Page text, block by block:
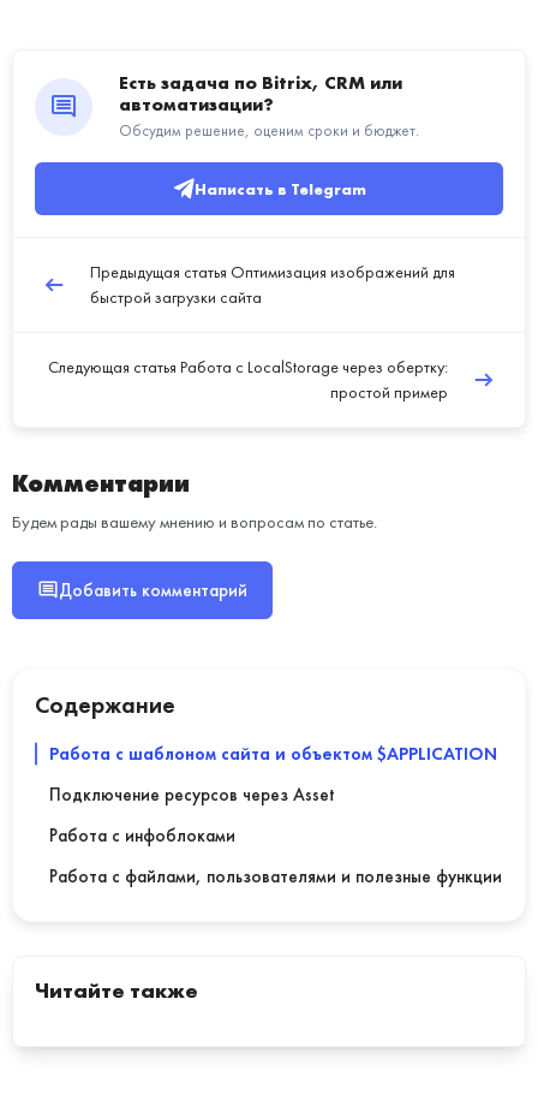
Есть задача по Bitrix, CRM или
автоматизации?
Обсудим решение, оценим сроки и бюджет.
Написать в Telegram
Предыдущая статья Оптимизация изображений для
быстрой загрузки сайта
Следующая статья Работа с LocalStorage через обертку:
простой пример
Комментарии
Будем рады вашему мнению и вопросам по статье.
Добавить комментарий
Содержание
Работа с шаблоном сайта и объектом $APPLICATION
Подключение ресурсов через Asset
Работа с инфоблоками
Работа с файлами, пользователями и полезные функции
Читайте также